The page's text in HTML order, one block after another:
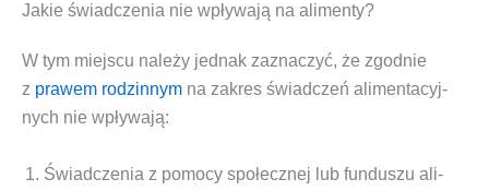
Jakie świadczenia nie wpływają na alimenty?
W tym miej­scu nale­ży jed­nak zazna­czyć, że zgod­nie
z pra­wem rodzin­nym na zakres świad­czeń ali­men­ta­cyj­
nych nie wpływają:
Świad­cze­nia z pomo­cy spo­łecz­nej lub fun­du­szu ali­